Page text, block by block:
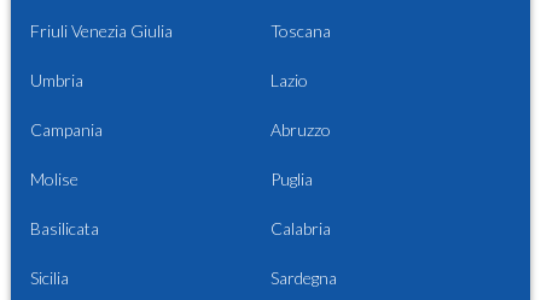
Friuli Venezia Giulia Toscana
Umbria Lazio
Campania Abruzzo
Molise Puglia
Basilicata Calabria
Sicilia Sardegna